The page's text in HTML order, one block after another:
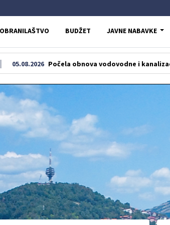
BUDŽET JAVNE NABAVKE
Počela obnova vodovodne i kanalizacione